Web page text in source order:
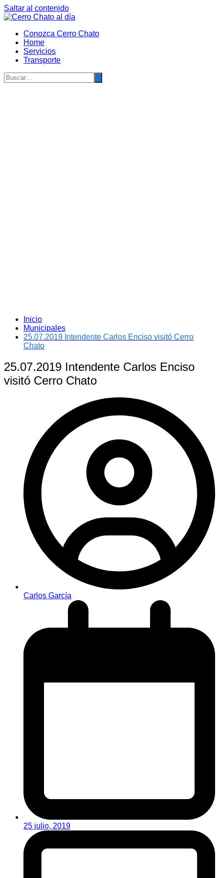
Saltar al contenido
Conozca Cerro Chato
Home
Servicios
Transporte
Inicio
Municipales
25.07.2019 Intendente Carlos Enciso visitó Cerro
Chato
25.07.2019 Intendente Carlos Enciso
visitó Cerro Chato
Carlos García
25 julio, 2019